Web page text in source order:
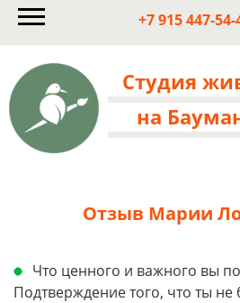
Студия
на
+7 915 447-54-
Отзыв Марии
Что ценного и важного вы
Подтверждение того, что ты не